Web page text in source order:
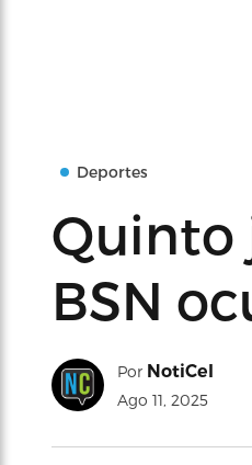
Deportes
Quinto
BSN
Por NotiCel
Ago 11, 2025